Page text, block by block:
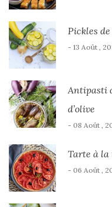
Pickles
- 13 Août ,
Antipasti
d’olive
- 08 Août ,
Tarte à la
- 06 Août ,